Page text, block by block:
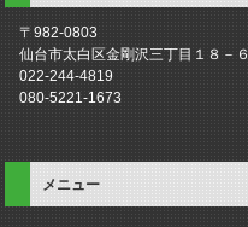
〒982-0803
仙台市太白区金剛沢三丁目１８－６
022-244-4819
080-5221-1673
メニュー